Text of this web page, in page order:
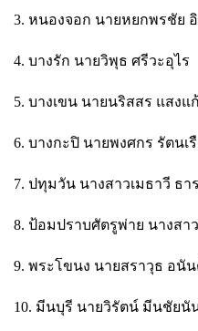
3. หนองจอก นายหยกพรชัย
4. บางรัก นายวิพุธ ศรีวะอุไร
5. บางเขน นายนริสสร แสงแ
6. บางกะปิ นายพงศกร รัตนเ
7. ปทุมวัน นางสาวเมธาวี ธา
8. ป้อมปราบศัตรูพ่าย นางสา
9. พระโขนง นายสราวุธ อนั
10. มีนบุรี นายวิรัตน์ มีนชัยนั